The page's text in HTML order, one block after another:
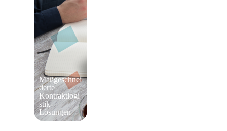
Maßgeschnei
derte
Kontraktlogi
stik-
Lösungen